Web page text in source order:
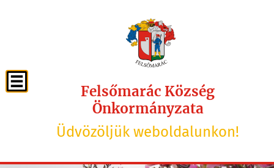
Felsőmarác Község
Önkormányzata
Üdvözöljük weboldalunkon!